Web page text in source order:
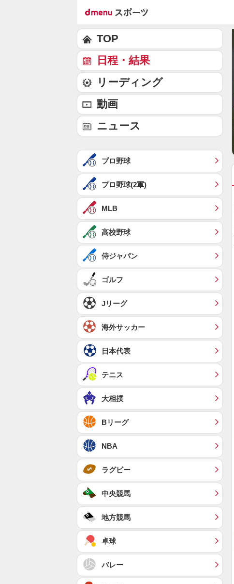
TOP
日程・結果
リーディング
動画
ニュース
プロ野球
プロ野球(2軍)
MLB
高校野球
侍ジャパン
ゴルフ
Jリーグ
海外サッカー
日本代表
テニス
大相撲
Bリーグ
NBA
ラグビー
中央競馬
地方競馬
卓球
バレー